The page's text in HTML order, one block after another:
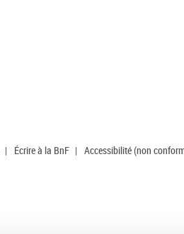
| Écrire à la BnF | Accessibilité (non